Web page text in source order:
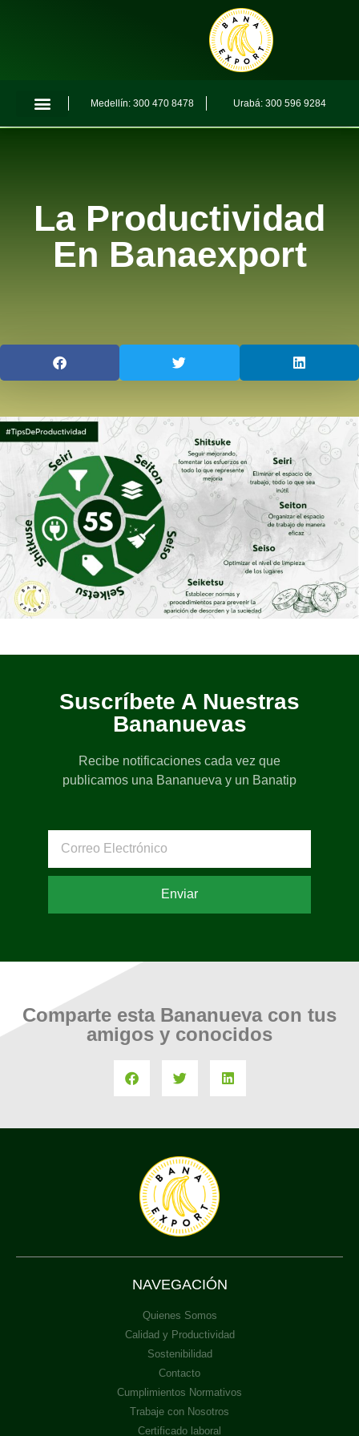
Medellín: 300 470 8478 Urabá: 300 596 9284
La Productividad
En Banaexport
Suscríbete A Nuestras
Bananuevas
Recibe notificaciones cada vez que
publicamos una Bananueva y un Banatip
Enviar
Comparte esta Bananueva con tus
amigos y conocidos
NAVEGACIÓN
Quienes Somos
Calidad y Productividad
Sostenibilidad
Contacto
Cumplimientos Normativos
Trabaje con Nosotros
Certificado laboral